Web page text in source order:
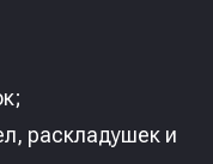
раскладушек и